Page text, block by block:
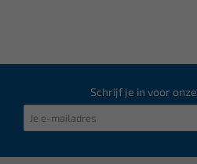
Schrijf je in voor onze